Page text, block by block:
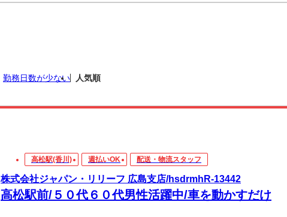
勤務日数が少ない 人気順
高松駅(香川) 週払いOK 配送・物流スタッフ
株式会社ジャパン・リリーフ 広島支店/hsdrmhR-13442
高松駅前/５０代６０代男性活躍中/車を動かすだけ